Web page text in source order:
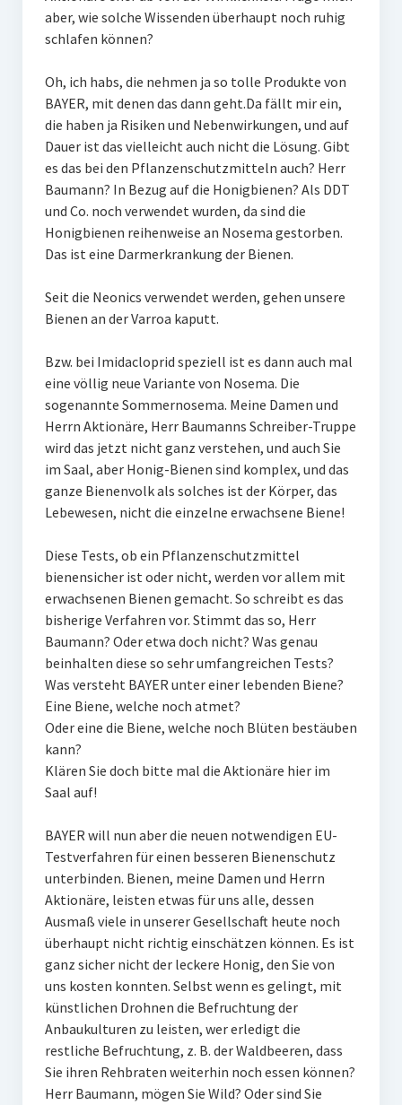
aber, wie solche Wissenden überhaupt noch ruhig
schlafen können?
Oh, ich habs, die nehmen ja so tolle Produkte von
BAYER, mit denen das dann geht.Da fällt mir ein,
die haben ja Risiken und Nebenwirkungen, und auf
Dauer ist das vielleicht auch nicht die Lösung. Gibt
es das bei den Pflanzenschutzmitteln auch? Herr
Baumann? In Bezug auf die Honigbienen? Als DDT
und Co. noch verwendet wurden, da sind die
Honigbienen reihenweise an Nosema gestorben.
Das ist eine Darmerkrankung der Bienen.
Seit die Neonics verwendet werden, gehen unsere
Bienen an der Varroa kaputt.
Bzw. bei Imidacloprid speziell ist es dann auch mal
eine völlig neue Variante von Nosema. Die
sogenannte Sommernosema. Meine Damen und
Herrn Aktionäre, Herr Baumanns Schreiber-Truppe
wird das jetzt nicht ganz verstehen, und auch Sie
im Saal, aber Honig-Bienen sind komplex, und das
ganze Bienenvolk als solches ist der Körper, das
Lebewesen, nicht die einzelne erwachsene Biene!
Diese Tests, ob ein Pflanzenschutzmittel
bienensicher ist oder nicht, werden vor allem mit
erwachsenen Bienen gemacht. So schreibt es das
bisherige Verfahren vor. Stimmt das so, Herr
Baumann? Oder etwa doch nicht? Was genau
beinhalten diese so sehr umfangreichen Tests?
Was versteht BAYER unter einer lebenden Biene?
Eine Biene, welche noch atmet?
Oder eine die Biene, welche noch Blüten bestäuben
kann?
Klären Sie doch bitte mal die Aktionäre hier im
Saal auf!
BAYER will nun aber die neuen notwendigen EU-
Testverfahren für einen besseren Bienenschutz
unterbinden. Bienen, meine Damen und Herrn
Aktionäre, leisten etwas für uns alle, dessen
Ausmaß viele in unserer Gesellschaft heute noch
überhaupt nicht richtig einschätzen können. Es ist
ganz sicher nicht der leckere Honig, den Sie von
uns kosten konnten. Selbst wenn es gelingt, mit
künstlichen Drohnen die Befruchtung der
Anbaukulturen zu leisten, wer erledigt die
restliche Befruchtung, z. B. der Waldbeeren, dass
Sie ihren Rehbraten weiterhin noch essen können?
Herr Baumann, mögen Sie Wild? Oder sind Sie